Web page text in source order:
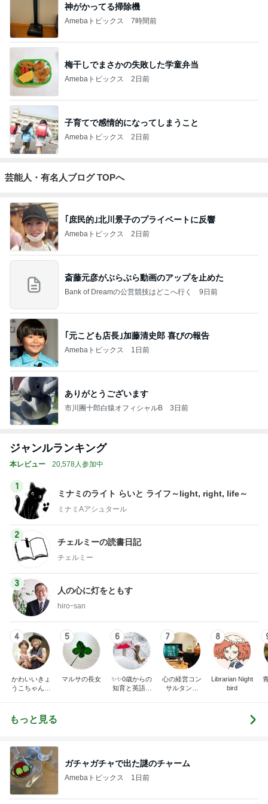
神がかってる掃除機
Amebaトピックス 7時間前
梅干しでまさかの失敗した学童弁当
Amebaトピックス 2日前
子育てで感情的になってしまうこと
Amebaトピックス 2日前
芸能人・有名人ブログ TOPへ
｢庶民的｣北川景子のプライベートに反響
Amebaトピックス 2日前
斎藤元彦がぶらぶら動画のアップを止めた
Bank of Dreamの公営競技はどこへ行く 9日前
｢元こども店長｣加藤清史郎 喜びの報告
Amebaトピックス 1日前
ありがとうございます
市川團十郎白猿オフィシャルB 3日前
ジャンルランキング
本レビュー 20,578人参加中
1
ミナミのライト らいと ライフ～light, right, life～
ミナミAアシュタール
2
チェルミーの読書日記
チェルミー
3
人の心に灯をともす
hiroｰsan
4
かわいいきょ
うこちゃんブ
5
マルサの長女
6
✨✨0歳からの
知育と英語✨
7
心の経営コン
サルタント
8
Librarian Night
bird
もっと見る
ガチャガチャで出た謎のチャーム
Amebaトピックス 1日前